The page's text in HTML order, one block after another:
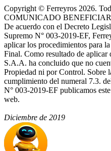
Copyright © Ferreyros 2026.
COMUNICADO
De acuerdo con el Decreto
Supremo N° 003-2019-EF,
aplicar los procedimientos para
Final. Como resultado de
S.A.A. ha concluido que no
Propiedad ni por Control. Sobre
cumplimiento del numeral 7.3.
N° 003-2019-EF publicamos
web.
Diciembre de 2019